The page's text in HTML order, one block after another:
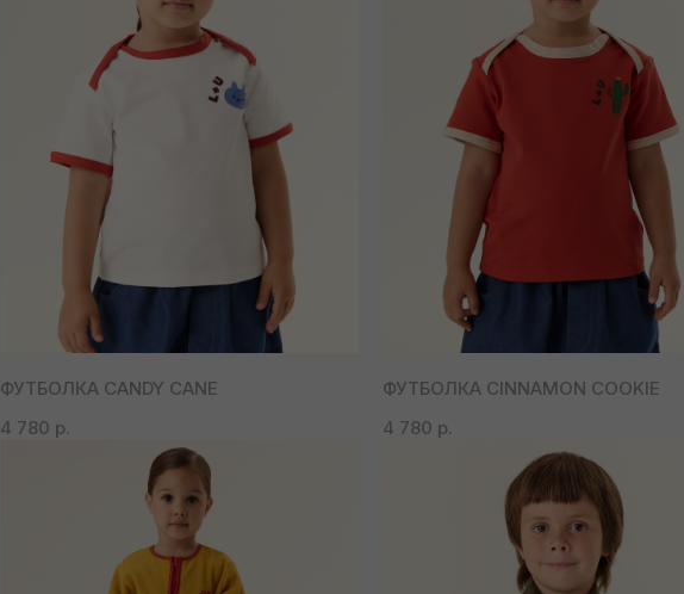
ФУТБОЛКА CANDY CANE
4 780 р.
ФУТБОЛКА CINNAMON COOKIE
4 780 р.